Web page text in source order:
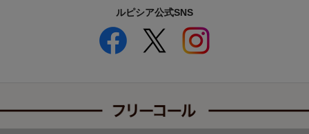
ルピシア公式SNS